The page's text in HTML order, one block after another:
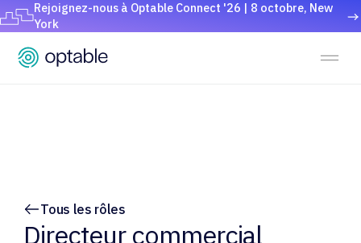
Rejoignez-nous à Optable Connect '26 | 8 octobre, New
York
Tous les rôles
Directeur commercial